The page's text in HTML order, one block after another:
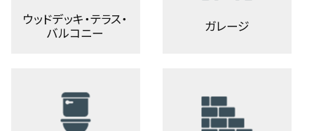
ウッドデッキ・テラス・
バルコニー
ガレージ